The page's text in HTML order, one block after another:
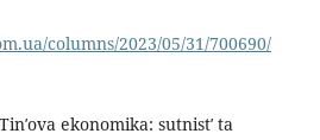
columns/2023/05/31/700690/
ekonomika: sutnistʹ ta